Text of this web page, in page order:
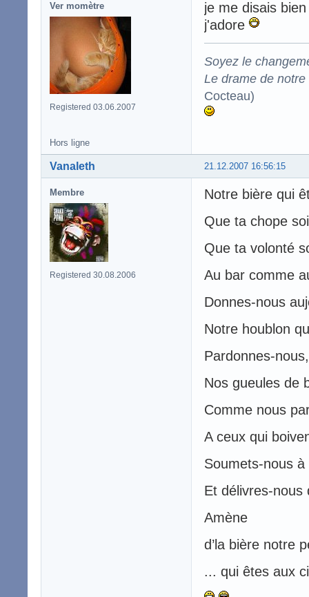
Ver momètre
Registered 03.06.2007
je me disais
j'adore
Soyez le
Le drame de
Cocteau)
Hors ligne
21.12.2007 16:56:15
Vanaleth
Membre
Registered 30.08.2006
Notre bière qui
Que ta chope
Que ta volonté
Au bar comme
Donnes-nous
Notre houblon
Pardonnes-nous,
Nos gueules de
Comme nous
A ceux qui
Soumets-nous
Et délivres-nous
Amène
d’la bière notre
... qui êtes aux